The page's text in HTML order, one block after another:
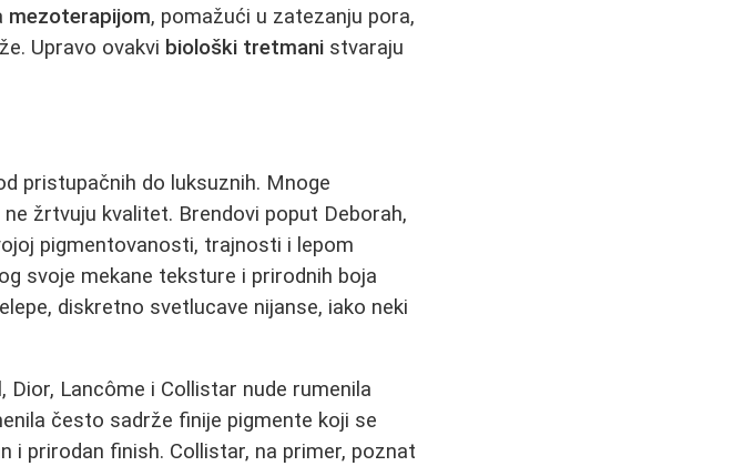
mezoterapijom, pomažući u zatezanju pora,
Upravo ovakvi biološki tretmani stvaraju
pristupačnih do luksuznih. Mnoge
žrtvuju kvalitet. Brendovi poput Deborah,
pigmentovanosti, trajnosti i lepom
svoje mekane teksture i prirodnih boja
diskretno svetlucave nijanse, iako neki
Dior, Lancôme i Collistar nude rumenila
često sadrže finije pigmente koji se
i prirodan finish. Collistar, na primer, poznat